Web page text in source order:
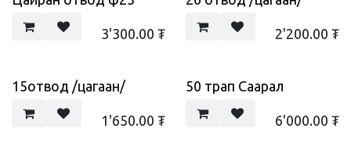
3'300.00 ₮ 2'200.00 ₮
15отвод /цагаан/
1'650.00 ₮
50 трап Саарал
6'000.00 ₮